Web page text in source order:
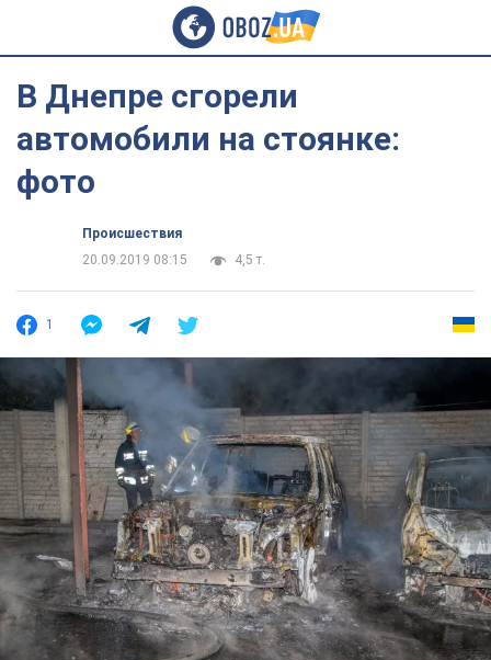
В Днепре сгорели
автомобили на стоянке:
фото
Происшествия
20.09.2019 08:15
4,5 т.
1